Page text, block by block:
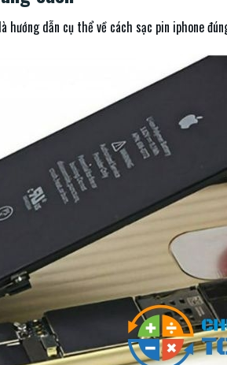
dẫn cụ thể về cách sạc pin iphone